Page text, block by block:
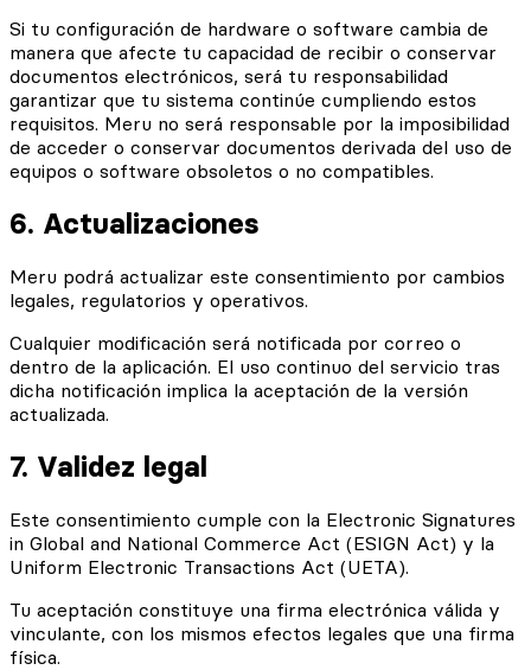
Si tu configuración de hardware o software cambia de
manera que afecte tu capacidad de recibir o conservar
documentos electrónicos, será tu responsabilidad
garantizar que tu sistema continúe cumpliendo estos
requisitos. Meru no será responsable por la imposibilidad
de acceder o conservar documentos derivada del uso de
equipos o software obsoletos o no compatibles.
6. Actualizaciones
Meru podrá actualizar este consentimiento por cambios
legales, regulatorios y operativos.
Cualquier modificación será notificada por correo o
dentro de la aplicación. El uso continuo del servicio tras
dicha notificación implica la aceptación de la versión
actualizada.
7. Validez legal
Este consentimiento cumple con la Electronic Signatures
in Global and National Commerce Act (ESIGN Act) y la
Uniform Electronic Transactions Act (UETA).
Tu aceptación constituye una firma electrónica válida y
vinculante, con los mismos efectos legales que una firma
física.